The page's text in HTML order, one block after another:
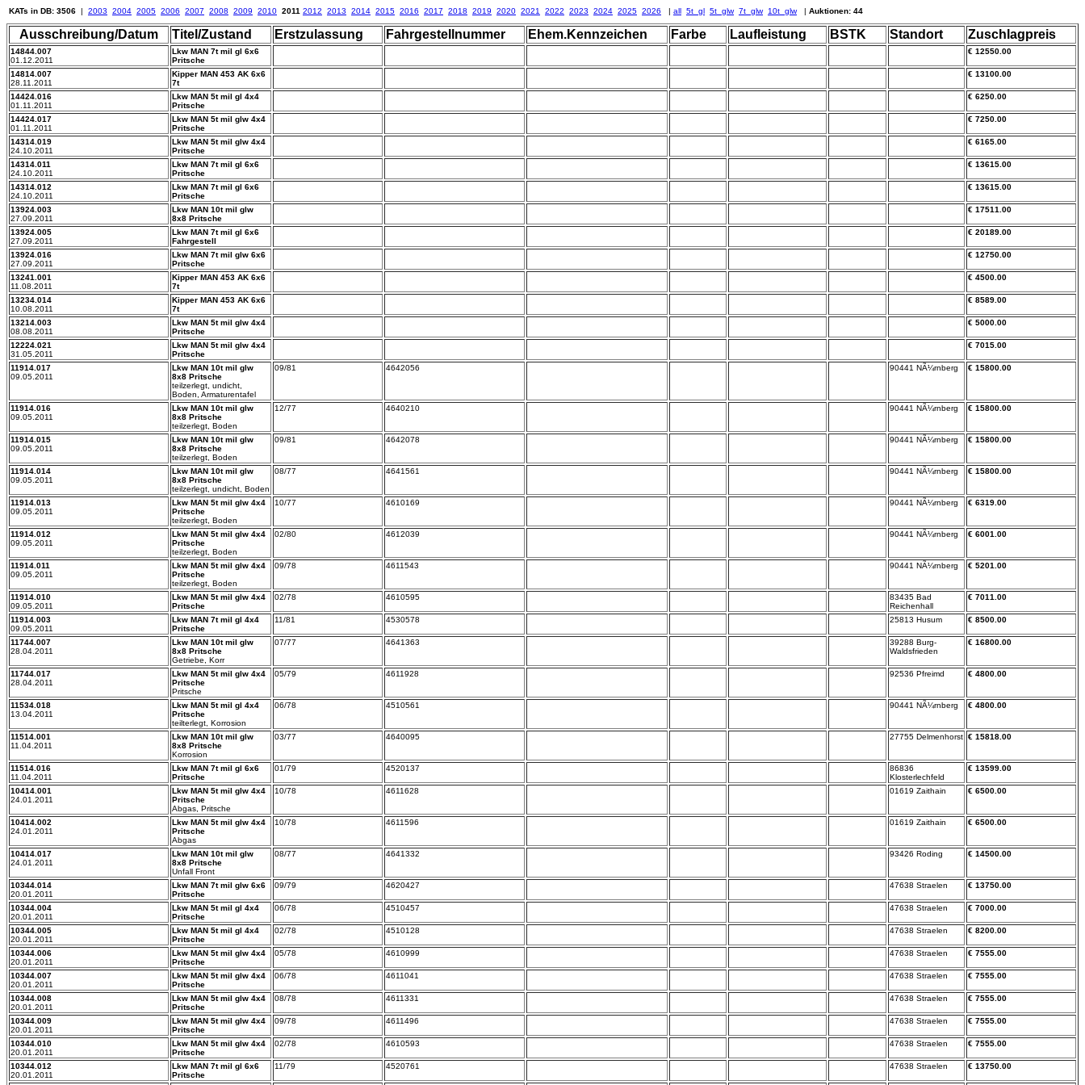
KATs in DB: 3506 | 2003 2004 2005 2006 2007 2008 2009 2010 2011 2012 2013 2014 2015 2016 2017 2018 2019 2020 2021 2022 2023 2024 2025 2026 | all 5t_gl 5t_glw 7t_glw 10t_glw| Auktionen: 44
Ausschreibung/Datum Titel/Zustand Erstzulassung Fahrgestellnummer Ehem.Kennzeichen Farbe Laufleistung BSTK Standort Zuschlagpreis
14844.007
01.12.2011
Lkw MAN 7t mil gl 6x6
Pritsche
€ 12550.00
14814.007
28.11.2011
Kipper MAN 453 AK 6x6
7t
€ 13100.00
14424.016
01.11.2011
Lkw MAN 5t mil gl 4x4
Pritsche
€ 6250.00
14424.017
01.11.2011
Lkw MAN 5t mil glw 4x4
Pritsche
€ 7250.00
14314.019
24.10.2011
Lkw MAN 5t mil glw 4x4
Pritsche
€ 6165.00
14314.011
24.10.2011
Lkw MAN 7t mil gl 6x6
Pritsche
€ 13615.00
14314.012
24.10.2011
Lkw MAN 7t mil gl 6x6
Pritsche
€ 13615.00
13924.003
27.09.2011
Lkw MAN 10t mil glw
8x8 Pritsche
€ 17511.00
13924.005
27.09.2011
Lkw MAN 7t mil gl 6x6
Fahrgestell
€ 20189.00
13924.016
27.09.2011
Lkw MAN 7t mil glw 6x6
Pritsche
€ 12750.00
13241.001
11.08.2011
Kipper MAN 453 AK 6x6
7t
€ 4500.00
13234.014
10.08.2011
Kipper MAN 453 AK 6x6
7t
€ 8589.00
13214.003
08.08.2011
Lkw MAN 5t mil glw 4x4
Pritsche
€ 5000.00
12224.021
31.05.2011
Lkw MAN 5t mil glw 4x4
Pritsche
€ 7015.00
11914.017
09.05.2011
Lkw MAN 10t mil glw
8x8 Pritsche
teilzerlegt, undicht,
Boden, Armaturentafel
09/81 4642056 90441 NÃ¼rnberg € 15800.00
11914.016
09.05.2011
Lkw MAN 10t mil glw
8x8 Pritsche
teilzerlegt, Boden
12/77 4640210 90441 NÃ¼rnberg € 15800.00
11914.015
09.05.2011
Lkw MAN 10t mil glw
8x8 Pritsche
teilzerlegt, Boden
09/81 4642078 90441 NÃ¼rnberg € 15800.00
11914.014
09.05.2011
Lkw MAN 10t mil glw
8x8 Pritsche
teilzerlegt, undicht, Boden
08/77 4641561 90441 NÃ¼rnberg € 15800.00
11914.013
09.05.2011
Lkw MAN 5t mil glw 4x4
Pritsche
teilzerlegt, Boden
10/77 4610169 90441 NÃ¼rnberg € 6319.00
11914.012
09.05.2011
Lkw MAN 5t mil glw 4x4
Pritsche
teilzerlegt, Boden
02/80 4612039 90441 NÃ¼rnberg € 6001.00
11914.011
09.05.2011
Lkw MAN 5t mil glw 4x4
Pritsche
teilzerlegt, Boden
09/78 4611543 90441 NÃ¼rnberg € 5201.00
11914.010
09.05.2011
Lkw MAN 5t mil glw 4x4
Pritsche
02/78 4610595
83435 Bad
Reichenhall
€ 7011.00
11914.003
09.05.2011
Lkw MAN 7t mil gl 4x4
Pritsche
11/81 4530578 25813 Husum € 8500.00
11744.007
28.04.2011
Lkw MAN 10t mil glw
8x8 Pritsche
Getriebe, Korr
07/77 4641363
39288 Burg-
Waldsfrieden
€ 16800.00
11744.017
28.04.2011
Lkw MAN 5t mil glw 4x4
Pritsche
Pritsche
05/79 4611928 92536 Pfreimd € 4800.00
11534.018
13.04.2011
Lkw MAN 5t mil gl 4x4
Pritsche
teilterlegt, Korrosion
06/78 4510561 90441 NÃ¼rnberg € 4800.00
11514.001
11.04.2011
Lkw MAN 10t mil glw
8x8 Pritsche
Korrosion
03/77 4640095 27755 Delmenhorst € 15818.00
11514.016
11.04.2011
Lkw MAN 7t mil gl 6x6
Pritsche
01/79 4520137
86836
Klosterlechfeld
€ 13599.00
10414.001
24.01.2011
Lkw MAN 5t mil glw 4x4
Pritsche
Abgas, Pritsche
10/78 4611628 01619 Zaithain € 6500.00
10414.002
24.01.2011
Lkw MAN 5t mil glw 4x4
Pritsche
Abgas
10/78 4611596 01619 Zaithain € 6500.00
10414.017
24.01.2011
Lkw MAN 10t mil glw
8x8 Pritsche
Unfall Front
08/77 4641332 93426 Roding € 14500.00
10344.014
20.01.2011
Lkw MAN 7t mil glw 6x6
Pritsche
09/79 4620427 47638 Straelen € 13750.00
10344.004
20.01.2011
Lkw MAN 5t mil gl 4x4
Pritsche
06/78 4510457 47638 Straelen € 7000.00
10344.005
20.01.2011
Lkw MAN 5t mil gl 4x4
Pritsche
02/78 4510128 47638 Straelen € 8200.00
10344.006
20.01.2011
Lkw MAN 5t mil glw 4x4
Pritsche
05/78 4610999 47638 Straelen € 7555.00
10344.007
20.01.2011
Lkw MAN 5t mil glw 4x4
Pritsche
06/78 4611041 47638 Straelen € 7555.00
10344.008
20.01.2011
Lkw MAN 5t mil glw 4x4
Pritsche
08/78 4611331 47638 Straelen € 7555.00
10344.009
20.01.2011
Lkw MAN 5t mil glw 4x4
Pritsche
09/78 4611496 47638 Straelen € 7555.00
10344.010
20.01.2011
Lkw MAN 5t mil glw 4x4
Pritsche
02/78 4610593 47638 Straelen € 7555.00
10344.012
20.01.2011
Lkw MAN 7t mil gl 6x6
Pritsche
11/79 4520761 47638 Straelen € 13750.00